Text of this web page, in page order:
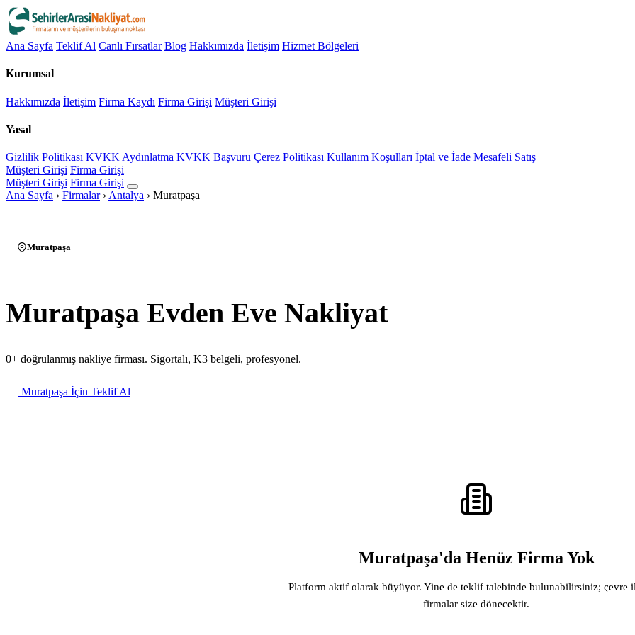
Ana Sayfa Teklif Al Canlı Fırsatlar Blog Hakkımızda İletişim Hizmet Bölgeleri
Kurumsal
Hakkımızda İletişim Firma Kaydı Firma Girişi Müşteri Girişi
Yasal
Gizlilik Politikası KVKK Aydınlatma KVKK Başvuru Çerez Politikası Kullanım Koşulları İptal ve İade Mesafeli Satış
Müşteri Girişi Firma Girişi
Müşteri Girişi Firma Girişi
Ana Sayfa › Firmalar › Antalya › Muratpaşa
Muratpaşa
Muratpaşa Evden Eve Nakliyat
0+ doğrulanmış nakliye firması. Sigortalı, K3 belgeli, profesyonel.
Muratpaşa İçin Teklif Al
Muratpaşa'da Henüz Firma Yok
Platform aktif olarak büyüyor. Yine de teklif talebinde bulunabilirsiniz; çevre
firmalar size dönecektir.